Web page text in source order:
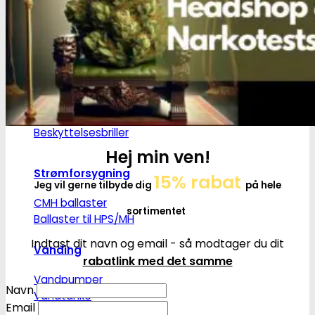
LED lamper
CMH lys
HPS/MH lys
T5 lamper | Plantedyrkning
Grønt lys - Plante neutralt
Lampeophæng
Splittere til E27 pærer
Beskyttelsesbriller
Strømforsygning
CMH ballaster
Ballaster til HPS/MH
Vanding
Vandpumper
Vandtanke
Hej min ven!
Jeg vil gerne tilbyde dig 15% rabat på hele
sortimentet
Indtast dit navn og email - så modtager du dit
rabatlink med det samme
Navn
Email